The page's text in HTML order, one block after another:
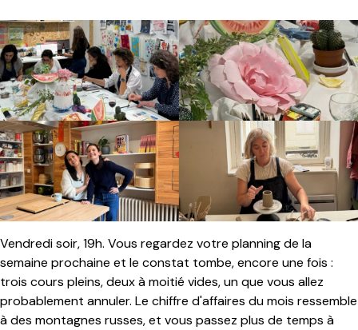
Vendredi soir, 19h. Vous regardez votre planning de la
semaine prochaine et le constat tombe, encore une fois :
trois cours pleins, deux à moitié vides, un que vous allez
probablement annuler. Le chiffre d'affaires du mois ressemble
à des montagnes russes, et vous passez plus de temps à